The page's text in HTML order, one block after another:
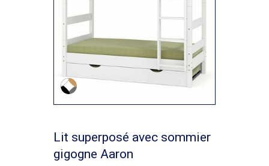
Lit superposé avec sommier
gigogne Aaron